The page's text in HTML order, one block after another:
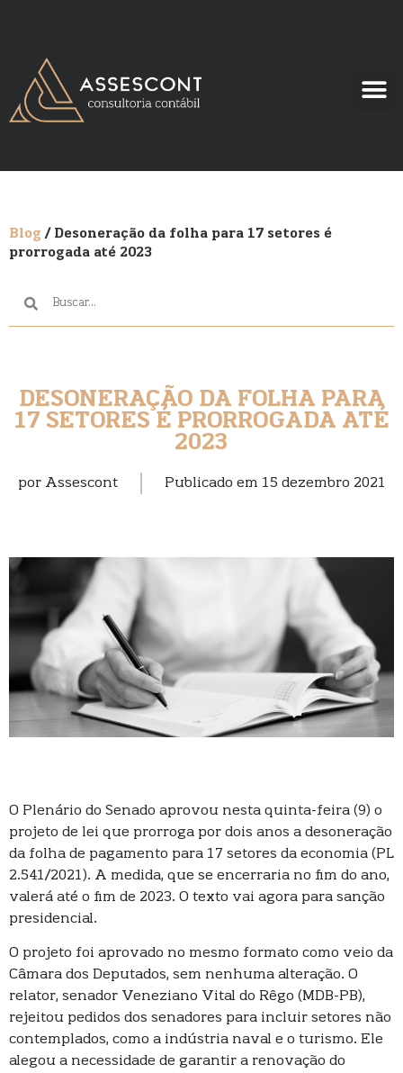
Blog/ Desoneração da folha para 17 setores é
prorrogada até 2023
DESONERAÇÃO DA FOLHA PARA
17 SETORES É PRORROGADA ATÉ
2023
por Assescont Publicado em 15 dezembro 2021
O Plenário do Senado aprovou nesta quinta-feira (9) o
projeto de lei que prorroga por dois anos a desoneração
da folha de pagamento para 17 setores da economia (PL
2.541/2021). A medida, que se encerraria no fim do ano,
valerá até o fim de 2023. O texto vai agora para sanção
presidencial.
O projeto foi aprovado no mesmo formato como veio da
Câmara dos Deputados, sem nenhuma alteração. O
relator, senador Veneziano Vital do Rêgo (MDB-PB),
rejeitou pedidos dos senadores para incluir setores não
contemplados, como a indústria naval e o turismo. Ele
alegou a necessidade de garantir a renovação do